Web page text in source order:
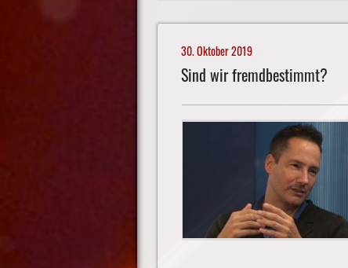
30. Oktober 2019
Sind wir fremdbestimmt?